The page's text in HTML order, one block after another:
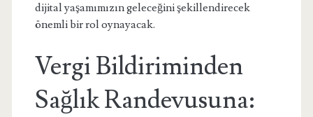
dijital yaşamımızın geleceğini şekillendirecek
önemli bir rol oynayacak.
Vergi Bildiriminden
Sağlık Randevusuna: